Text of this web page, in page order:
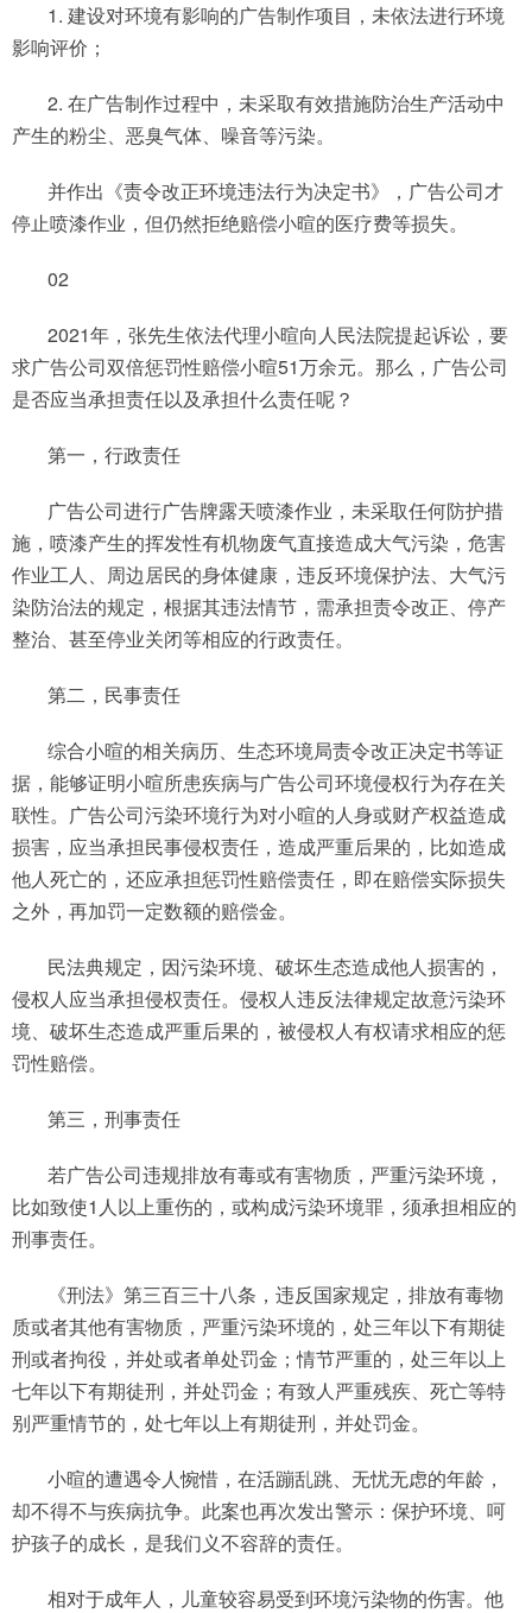
1. 建设对环境有影响的广告制作项目，未依法进行环境
影响评价；
2. 在广告制作过程中，未采取有效措施防治生产活动中
产生的粉尘、恶臭气体、噪音等污染。
并作出《责令改正环境违法行为决定书》，广告公司才
停止喷漆作业，但仍然拒绝赔偿小暄的医疗费等损失。
02
2021年，张先生依法代理小暄向人民法院提起诉讼，要
求广告公司双倍惩罚性赔偿小暄51万余元。那么，广告公司
是否应当承担责任以及承担什么责任呢？
第一，行政责任
广告公司进行广告牌露天喷漆作业，未采取任何防护措
施，喷漆产生的挥发性有机物废气直接造成大气污染，危害
作业工人、周边居民的身体健康，违反环境保护法、大气污
染防治法的规定，根据其违法情节，需承担责令改正、停产
整治、甚至停业关闭等相应的行政责任。
第二，民事责任
综合小暄的相关病历、生态环境局责令改正决定书等证
据，能够证明小暄所患疾病与广告公司环境侵权行为存在关
联性。广告公司污染环境行为对小暄的人身或财产权益造成
损害，应当承担民事侵权责任，造成严重后果的，比如造成
他人死亡的，还应承担惩罚性赔偿责任，即在赔偿实际损失
之外，再加罚一定数额的赔偿金。
民法典规定，因污染环境、破坏生态造成他人损害的，
侵权人应当承担侵权责任。侵权人违反法律规定故意污染环
境、破坏生态造成严重后果的，被侵权人有权请求相应的惩
罚性赔偿。
第三，刑事责任
若广告公司违规排放有毒或有害物质，严重污染环境，
比如致使1人以上重伤的，或构成污染环境罪，须承担相应的
刑事责任。
《刑法》第三百三十八条，违反国家规定，排放有毒物
质或者其他有害物质，严重污染环境的，处三年以下有期徒
刑或者拘役，并处或者单处罚金；情节严重的，处三年以上
七年以下有期徒刑，并处罚金；有致人严重残疾、死亡等特
别严重情节的，处七年以上有期徒刑，并处罚金。
小暄的遭遇令人惋惜，在活蹦乱跳、无忧无虑的年龄，
却不得不与疾病抗争。此案也再次发出警示：保护环境、呵
护孩子的成长，是我们义不容辞的责任。
相对于成年人，儿童较容易受到环境污染物的伤害。他